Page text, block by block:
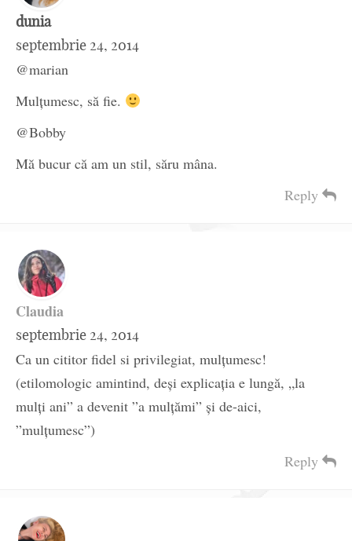
dunia
septembrie 24, 2014
@marian
Mulțumesc, să fie.
@Bobby
Mă bucur că am un stil, săru mâna.
Reply
Claudia
septembrie 24, 2014
Ca un cititor fidel si privilegiat, mulțumesc!
(etilomologic amintind, deși explicația e lungă, „la
mulți ani” a devenit ”a mulțămi” și de-aici,
”mulțumesc”)
Reply